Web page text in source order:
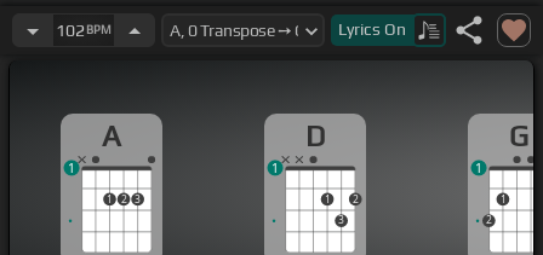
buena, pero cambiaste
[Ab] tu[A]proceder.
[A]un
quieras verme no me[C]
busques,[Gbm]
[A]porque puede darme mucha
[Db]
102 BPM Lyrics On
A
1 2 3
1
D
1
3
2
1
G
2
1
1